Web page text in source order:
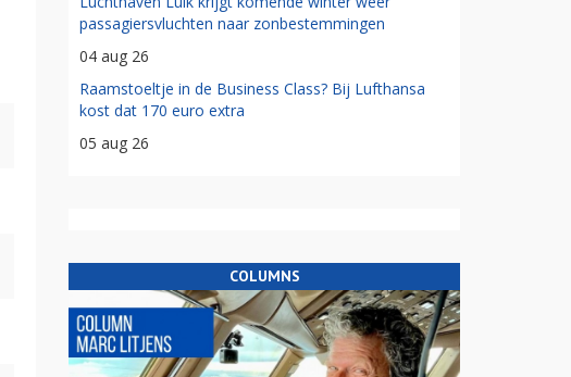
passagiersvluchten naar zonbestemmingen
04 aug 26
Raamstoeltje in de Business Class? Bij Lufthansa
kost dat 170 euro extra
05 aug 26
COLUMNS